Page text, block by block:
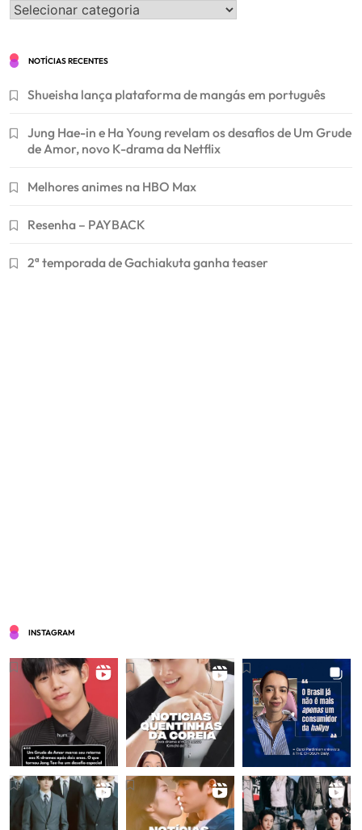
Categorias
NOTÍCIAS RECENTES
Shueisha lança plataforma de mangás em português
Jung Hae-in e Ha Young revelam os desafios de Um Grude
de Amor, novo K-drama da Netflix
Melhores animes na HBO Max
Resenha – PAYBACK
2ª temporada de Gachiakuta ganha teaser
INSTAGRAM